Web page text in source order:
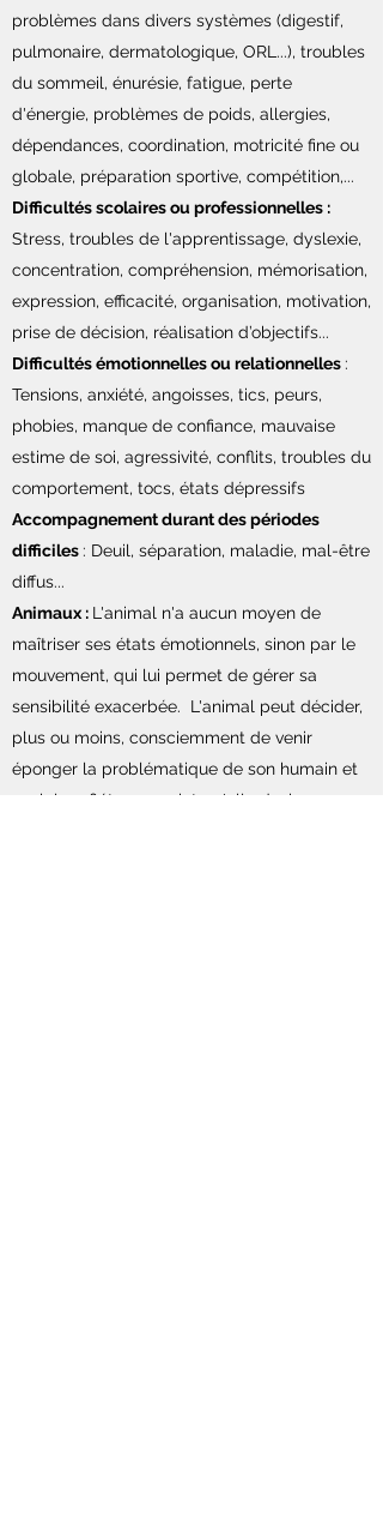
problèmes dans divers systèmes (digestif,
pulmonaire, dermatologique, ORL...), troubles
du sommeil, énurésie, fatigue, perte
d'énergie, problèmes de poids, allergies,
dépendances, coordination, motricité fine ou
globale, préparation sportive, compétition,...
Difficultés scolaires ou professionnelles :
Stress, troubles de l'apprentissage, dyslexie,
concentration, compréhension, mémorisation,
expression, efficacité, organisation, motivation,
prise de décision, réalisation d’objectifs...
Difficultés émotionnelles ou relationnelles :
Tensions, anxiété, angoisses, tics, peurs,
phobies, manque de confiance, mauvaise
estime de soi, agressivité, conflits, troubles du
comportement, tocs, états dépressifs
Accompagnement durant des périodes
difficiles : Deuil, séparation, maladie, mal-être
diffus...
Animaux : L'animal n'a aucun moyen de
maîtriser ses états émotionnels, sinon par le
mouvement, qui lui permet de gérer sa
sensibilité exacerbée. L'animal peut décider,
plus ou moins, consciemment de venir
éponger la problématique de son humain et
venir la refléter au point qu'elle devienne